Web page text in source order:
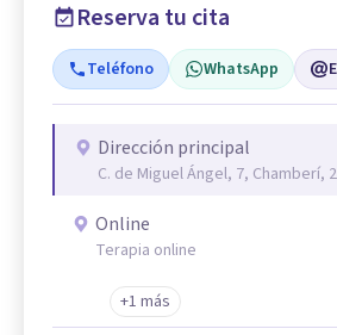
Reserva tu cita
Teléfono WhatsApp
Dirección principal
C. de Miguel Ángel, 7, Chamberí,
Online
Terapia online
+1 más